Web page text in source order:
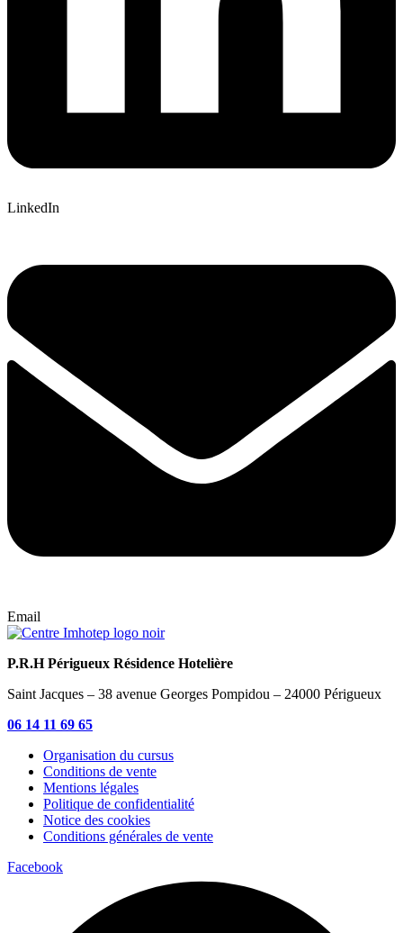
LinkedIn
Email
P.R.H Périgueux Résidence Hotelière
Saint Jacques – 38 avenue Georges Pompidou – 24000 Périgueux
06 14 11 69 65
Organisation du cursus
Conditions de vente
Mentions légales
Politique de confidentialité
Notice des cookies
Conditions générales de vente
Facebook